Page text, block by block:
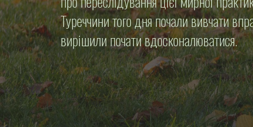
Туреччини того дня почали вивчати
вирішили почати вдосконалюватися.